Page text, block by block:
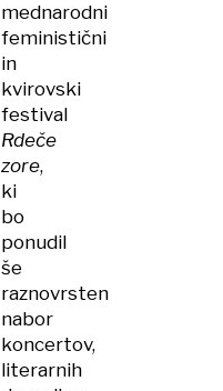
mednarodni
feministični
in
kvirovski
festival
Rdeče
zore,
ki
bo
ponudil
še
raznovrsten
nabor
koncertov,
literarnih